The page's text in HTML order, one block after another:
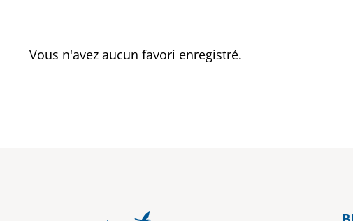
Vous n'avez aucun favori enregistré.